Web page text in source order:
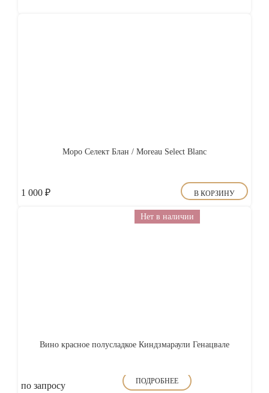
Моро Селект Блан / Moreau Select Blanc
1 000 ₽ В КОРЗИНУ
Нет в наличии
Вино красное полусладкое Киндзмараули Генацвале
по запросу ПОДРОБНЕЕ